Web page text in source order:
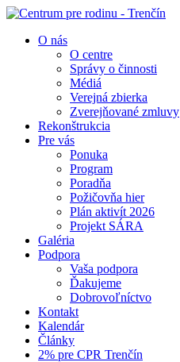
O nás
O centre
Správy o činnosti
Médiá
Verejná zbierka
Zverejňované zmluvy
Rekonštrukcia
Pre vás
Ponuka
Program
Poradňa
Požičovňa hier
Plán aktivít 2026
Projekt SÁRA
Galéria
Podpora
Vaša podpora
Ďakujeme
Dobrovoľníctvo
Kontakt
Kalendár
Články
2% pre CPR Trenčín